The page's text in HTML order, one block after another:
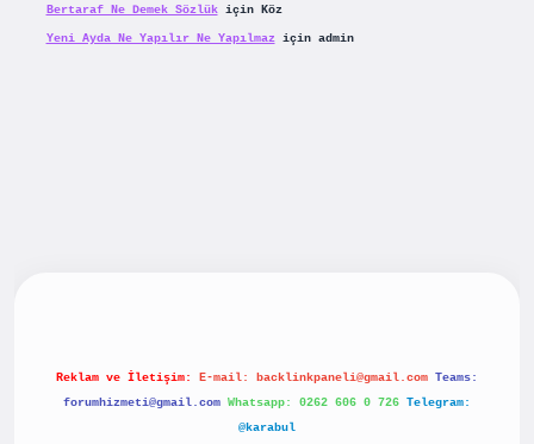
Bertaraf Ne Demek Sözlükiçin Köz
Yeni Ayda Ne Yapılır Ne Yapılmaziçin admin
Reklam ve İletişim: E-mail: backlinkpaneli@gmail.com Teams:
forumhizmeti@gmail.com Whatsapp: 0262 606 0 726 Telegram:
@karabul